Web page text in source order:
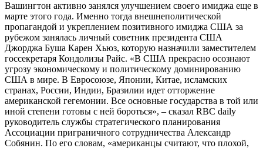
Вашингтон активно занялся улучшением своего имиджа еще в
марте этого года. Именно тогда внешнеполитической
пропагандой и укреплением позитивного имиджа США за
рубежом занялась личный советник президента США
Джорджа Буша Карен Хьюз, которую назначили заместителем
госсекретаря Кондолизы Райс. «В США прекрасно осознают
угрозу экономическому и политическому доминированию
США в мире. В Евросоюзе, Японии, Китае, исламских
странах, России, Индии, Бразилии идет отторжение
американской гегемонии. Все основные государства в той или
иной степени готовы с ней бороться», – сказал RBC daily
руководитель службы стратегического планирования
Ассоциации приграничного сотрудничества Александр
Собянин. По его словам, «американцы считают, что плохой,